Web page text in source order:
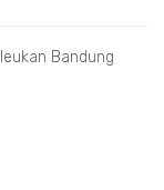
Bandung